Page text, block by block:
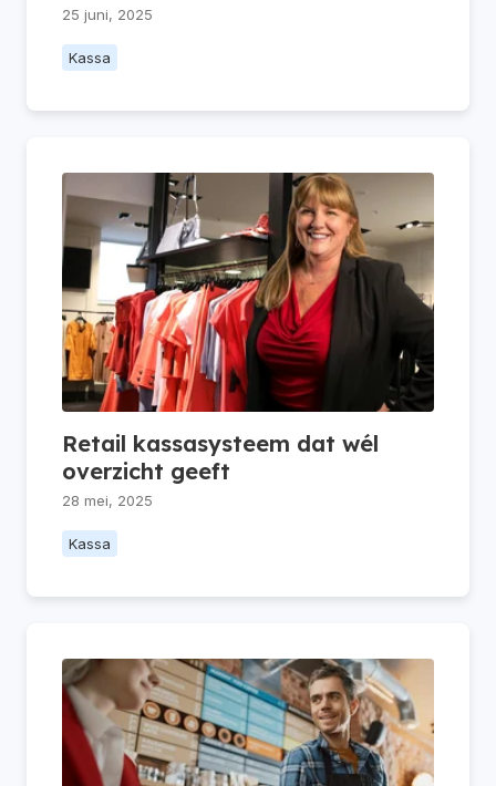
25 juni, 2025
Kassa
Retail kassasysteem dat wél
overzicht geeft
28 mei, 2025
Kassa